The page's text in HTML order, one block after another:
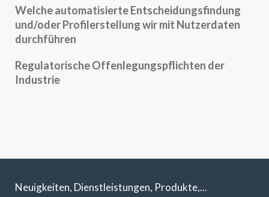
Welche automatisierte Entscheidungsfindung
und/oder Profilerstellung wir mit Nutzerdaten
durchführen
Regulatorische Offenlegungspflichten der
Industrie
Neuigkeiten, Dienstleistungen, Produkte,...